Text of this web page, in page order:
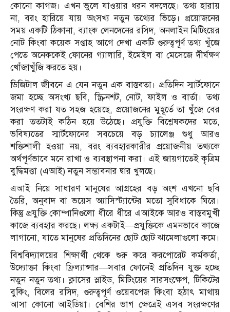
কোনো কাগজ। এখন ভুলে যাওয়ার ধরন বদলেছে। তথ্য হারায়
না, বরং হারিয়ে যায় অংসখ্য নতুন তথ্যের ভিড়ে। প্রয়োজনের
সময় একটি ঠিকানা, ব্যাংক লেনদেনের রসিদ, অনলাইন মিটিংয়ের
নোট কিংবা কয়েক সপ্তাহ আগে দেখা একটি গুরুত্বপূর্ণ তথ্য খুঁজে
পেতে অনেককেই ফোনের গ্যালারি, ইমেইল বা মেসেজে দীর্ঘক্ষণ
খোঁজাখুঁজি করতে হয়।
ডিজিটাল জীবনে এ যেন নতুন এক বাস্তবতা। প্রতিদিন স্মার্টফোনে
জমা হচ্ছে অসংখ্য ছবি, স্ক্রিনশট, নোট, ফাইল ও বার্তা। তথ্য
সংরক্ষণ করা যত সহজ হয়েছে, প্রয়োজনের মুহূর্তে তা খুঁজে বের
করা ততটাই কঠিন হয়ে উঠেছে। প্রযুক্তি বিশ্লেষকদের মতে,
ভবিষ্যতের স্মার্টফোনের সবচেয়ে বড় চ্যালেঞ্জ শুধু আরও
শক্তিশালী হওয়া নয়, বরং ব্যবহারকারীর প্রয়োজনীয় তথ্যকে
অর্থপূর্ণভাবে মনে রাখা ও ব্যবস্থাপনা করা। এই জায়গাতেই কৃত্রিম
বুদ্ধিমত্তা (এআই) নতুন সম্ভাবনার দ্বার খুলছে।
এআই নিয়ে সাধারণ মানুষের আগ্রহের বড় অংশ এখনো ছবি
তৈরি, অনুবাদ বা ভয়েস অ্যাসিস্ট্যান্টের মতো সুবিধাকে ঘিরে।
কিন্তু প্রযুক্তি কোম্পানিগুলো ধীরে ধীরে এআইকে আরও বাস্তবমুখী
কাজে ব্যবহার করছে। লক্ষ্য একটাই—প্রযুক্তিকে এমনভাবে কাজে
লাগানো, যাতে মানুষের প্রতিদিনের ছোট ছোট ঝামেলাগুলো কমে।
বিশ্ববিদ্যালয়ের শিক্ষার্থী থেকে শুরু করে করপোরেট কর্মকর্তা,
উদ্যোক্তা কিংবা ফ্রিল্যান্সার—সবার ফোনেই প্রতিদিন যুক্ত হচ্ছে
নতুন নতুন তথ্য। ক্লাসের স্লাইড, মিটিংয়ের সারসংক্ষেপ, টিকিটের
বুকিং, বিলের রসিদ, গুরুত্বপূর্ণ ওয়েবপেজ কিংবা হঠাৎ মাথায়
আসা কোনো আইডিয়া। বেশির ভাগ ক্ষেত্রেই এসব সংরক্ষণের